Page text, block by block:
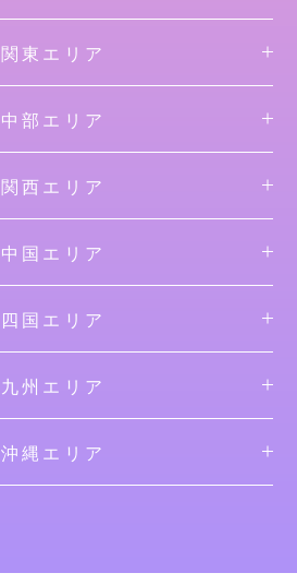
関東エリア
中部エリア
関西エリア
中国エリア
四国エリア
九州エリア
沖縄エリア